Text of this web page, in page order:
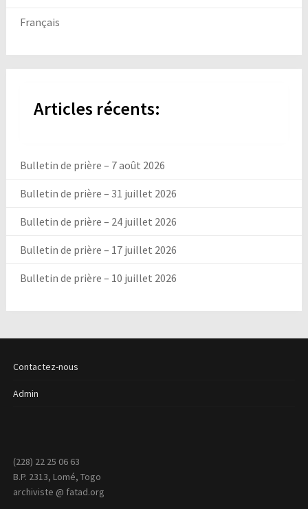
Français
Articles récents:
Bulletin de prière – 7 août 2026
Bulletin de prière – 31 juillet 2026
Bulletin de prière – 24 juillet 2026
Bulletin de prière – 17 juillet 2026
Bulletin de prière – 10 juillet 2026
Contactez-nous
Admin
(228) 22 25 06 63
B.P. 2313, Lomé, Togo
archiviste @ fatad.org